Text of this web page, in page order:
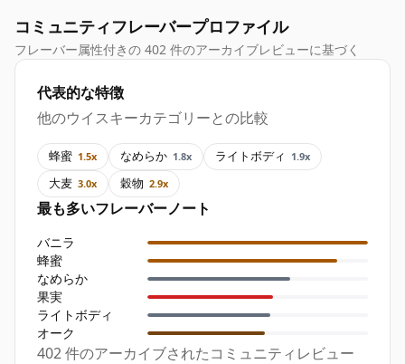
コミュニティフレーバープロファイル
フレーバー属性付きの 402 件のアーカイブレビューに基づく
代表的な特徴
他のウイスキーカテゴリーとの比較
蜂蜜 1.5x なめらか 1.8x ライトボディ 1.9x
大麦 3.0x 穀物 2.9x
最も多いフレーバーノート
バニラ
蜂蜜
なめらか
果実
ライトボディ
オーク
402 件のアーカイブされたコミュニティレビュー